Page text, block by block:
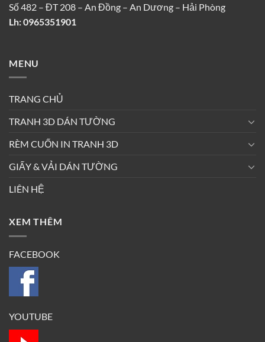
Số 482 – ĐT 208 – An Đồng – An Dương – Hải Phòng
Lh: 0965351901
MENU
TRANG CHỦ
TRANH 3D DÁN TƯỜNG
RÈM CUỐN IN TRANH 3D
GIẤY & VẢI DÁN TƯỜNG
LIÊN HỆ
XEM THÊM
FACEBOOK
YOUTUBE